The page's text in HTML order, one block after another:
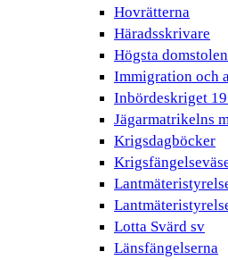
Hovrätterna
Häradsskrivare
Högsta domstolen
Immigration och
Inbördeskriget
Jägarmatrikelns
Krigsdagböcker
Lotta Svärd sv
Länsfängelserna